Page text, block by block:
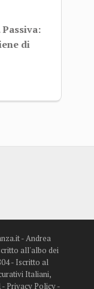
di
- Andrea
all'albo dei
- Iscritto al
Italiani,
Privacy Policy-